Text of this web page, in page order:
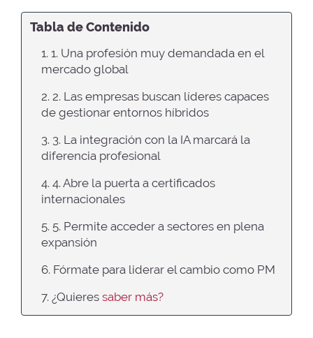
Tabla de Contenido
1. 1. Una profesión muy demandada en el
mercado global
2. 2. Las empresas buscan líderes capaces
de gestionar entornos híbridos
3. 3. La integración con la IA marcará la
diferencia profesional
4. 4. Abre la puerta a certificados
internacionales
5. 5. Permite acceder a sectores en plena
expansión
6. Fórmate para liderar el cambio como PM
7. ¿Quieres saber más?